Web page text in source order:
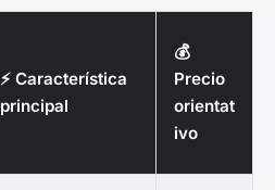
⚡ Característica
principal
💰
Precio
orientat
ivo